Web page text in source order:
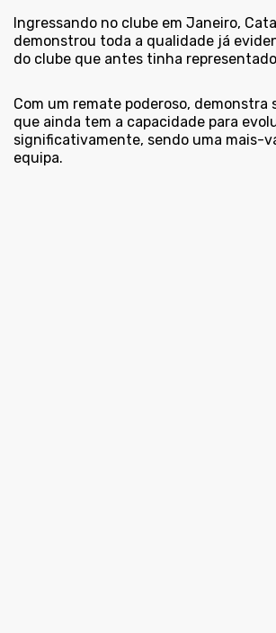
Ingressando no clube em Janeiro,
demonstrou toda a qualidade já
do clube que antes tinha
Com um remate poderoso, demonstra
que ainda tem a capacidade para
significativamente, sendo uma mais-
equipa.